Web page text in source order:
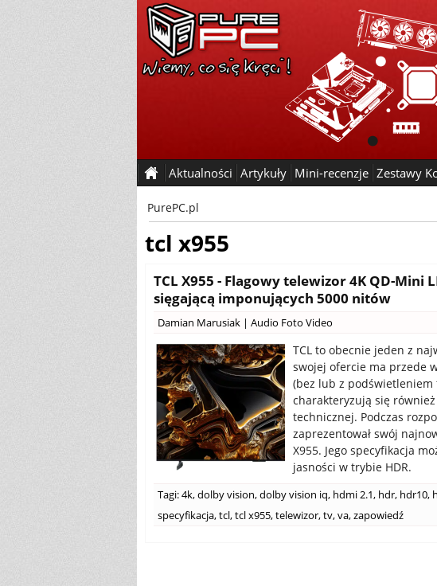
Aktualności Artykuły Mini-recenzje Zestawy
PurePC.pl
tcl x955
TCL X955 - Flagowy telewizor 4K QD-Mini
sięgającą imponujących 5000 nitów
Damian Marusiak | Audio Foto Video
TCL to obecnie jeden z
swojej ofercie ma przede
(bez lub z podświetleniem
charakteryzują się
technicznej. Podczas
zaprezentował swój
X955. Jego specyfikacja
jasności w trybie HDR.
Tagi:4k,dolby vision,dolby vision iq, hdmi 2.1, hdr, hdr10,
specyfikacja,tcl,tcl x955,telewizor,tv,va,zapowiedź